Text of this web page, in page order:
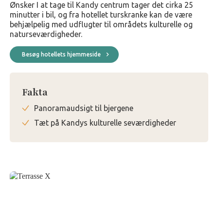
Ønsker I at tage til Kandy centrum tager det cirka 25
minutter i bil, og fra hotellet turskranke kan de være
behjælpelig med udflugter til områdets kulturelle og
naturseværdigheder.
Besøg hotellets hjemmeside
Fakta
Panoramaudsigt til bjergene
Tæt på Kandys kulturelle seværdigheder